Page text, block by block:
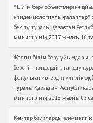
"Білім беру объектілеріне
эпидемиологиялық талаптар"
бекіту туралы Қазақстан
министрінің 2017 жылғы 16
Жалпы білім беру
беретін пәндердің, таңдау
факультативтердің үлгілік
туралы Қазақстан
министрінің 2013 жылғы 03
Кемтар балаларды